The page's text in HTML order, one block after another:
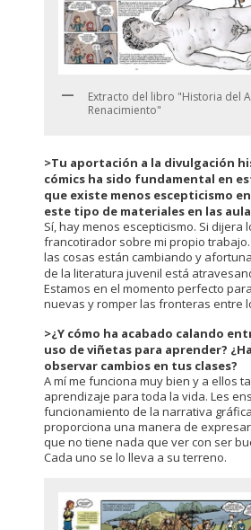
Extracto del libro "Historia del
Renacimiento"
>Tu aportación a la divulgación
cómics ha sido fundamental en
que existe menos escepticismo
este tipo de materiales en las
Sí, hay menos escepticismo. Si dijera
francotirador sobre mi propio
las cosas están cambiando y
de la literatura juvenil está
Estamos en el momento perfecto
nuevas y romper las fronteras entre
>¿Y cómo ha acabado calando
uso de viñetas para aprender?
observar cambios en tus clases?
A mí me funciona muy bien y a ellos
aprendizaje para toda la vida. Les
funcionamiento de la narrativa
proporciona una manera de
que no tiene nada que ver con ser
Cada uno se lo lleva a su terreno.